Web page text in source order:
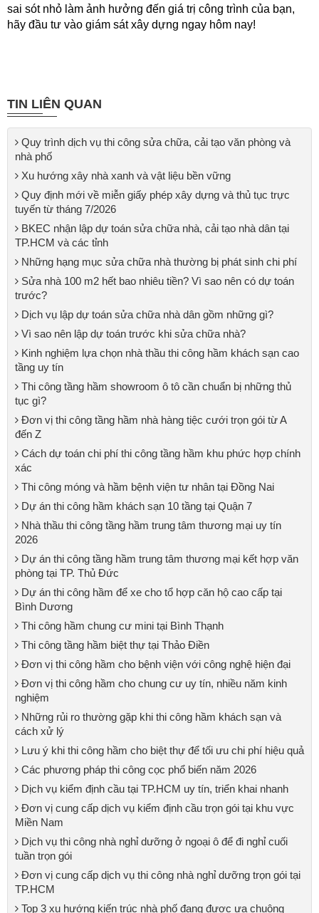
sai sót nhỏ làm ảnh hưởng đến giá trị công trình của bạn,
hãy đầu tư vào giám sát xây dựng ngay hôm nay!
TIN LIÊN QUAN
Quy trình dịch vụ thi công sửa chữa, cải tạo văn phòng và
nhà phố
​Xu hướng xây nhà xanh và vật liệu bền vững
Quy định mới về miễn giấy phép xây dựng và thủ tục trực
tuyến từ tháng 7/2026
BKEC nhận lập dự toán sửa chữa nhà, cải tạo nhà dân tại
TP.HCM và các tỉnh
Những hạng mục sửa chữa nhà thường bị phát sinh chi phí
Sửa nhà 100 m2 hết bao nhiêu tiền? Vì sao nên có dự toán
trước?
Dịch vụ lập dự toán sửa chữa nhà dân gồm những gì?
Vì sao nên lập dự toán trước khi sửa chữa nhà?
Kinh nghiệm lựa chọn nhà thầu thi công hầm khách sạn cao
tầng uy tín
Thi công tầng hầm showroom ô tô cần chuẩn bị những thủ
tục gì?
Đơn vị thi công tầng hầm nhà hàng tiệc cưới trọn gói từ A
đến Z
Cách dự toán chi phí thi công tầng hầm khu phức hợp chính
xác
Thi công móng và hầm bệnh viện tư nhân tại Đồng Nai
Dự án thi công hầm khách sạn 10 tầng tại Quận 7
Nhà thầu thi công tầng hầm trung tâm thương mại uy tín
2026
Dự án thi công tầng hầm trung tâm thương mại kết hợp văn
phòng tại TP. Thủ Đức
Dự án thi công hầm để xe cho tổ hợp căn hộ cao cấp tại
Bình Dương
Thi công hầm chung cư mini tại Bình Thạnh
Thi công tầng hầm biệt thự tại Thảo Điền
Đơn vị thi công hầm cho bệnh viện với công nghệ hiện đại
Đơn vị thi công hầm cho chung cư uy tín, nhiều năm kinh
nghiệm
Những rủi ro thường gặp khi thi công hầm khách sạn và
cách xử lý
Lưu ý khi thi công hầm cho biệt thự để tối ưu chi phí hiệu quả
Các phương pháp thi công cọc phổ biến năm 2026
Dịch vụ kiểm định cầu tại TP.HCM uy tín, triển khai nhanh
Đơn vị cung cấp dịch vụ kiểm định cầu trọn gói tại khu vực
Miền Nam
Dịch vụ thi công nhà nghỉ dưỡng ở ngoại ô để đi nghỉ cuối
tuần trọn gói
Đơn vị cung cấp dịch vụ thi công nhà nghỉ dưỡng trọn gói tại
TP.HCM
Top 3 xu hướng kiến trúc nhà phố đang được ưa chuộng